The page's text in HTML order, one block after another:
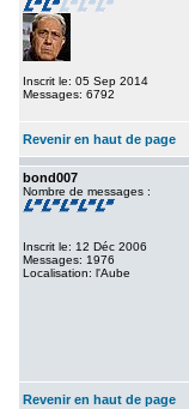
Inscrit le: 05 Sep 2014
Messages: 6792
Revenir en haut de page
bond007
Nombre de messages :
Inscrit le: 12 Déc 2006
Messages: 1976
Localisation: l'Aube
Revenir en haut de page